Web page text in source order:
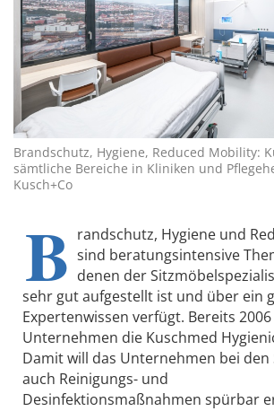
Brandschutz, Hygiene, Reduced Mobility:
sämtliche Bereiche in Kliniken und
Kusch+Co
B randschutz, Hygiene und
sind beratungsintensive
denen der
sehr gut aufgestellt ist und über ein
Expertenwissen verfügt. Bereits
Unternehmen die Kuschmed
Damit will das Unternehmen bei den
auch Reinigungs- und
Desinfektionsmaßnahmen spürbar